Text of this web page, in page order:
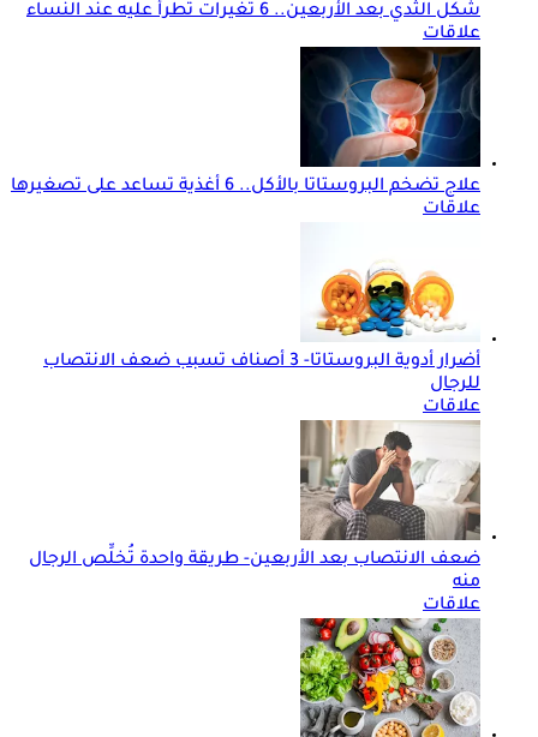
شكل الثدي بعد الأربعين.. 6 تغيرات تطرأ عليه عند النساء
علاقات
علاج تضخم البروستاتا بالأكل.. 6 أغذية تساعد على تصغيرها
علاقات
أضرار أدوية البروستاتا- 3 أصناف تسبب ضعف الانتصاب
للرجال
علاقات
ضعف الانتصاب بعد الأربعين- طريقة واحدة تُخلِّص الرجال
منه
علاقات